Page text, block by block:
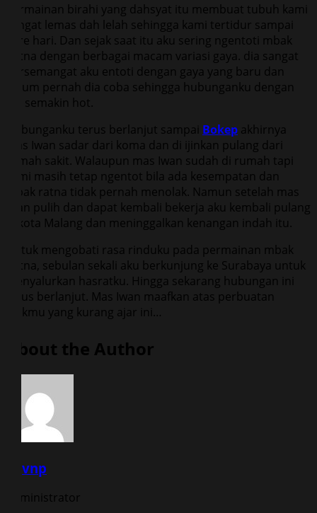
Permainan birahi yang dahsyat itu membuat tubuh kami
sangat lemas dah lelah sehingga kami tertidur sampai
sore hari. Dan sejak saat itu aku sering ngentoti mbak
Ratna dengan berbagai macam variasi gaya. dia sangat
bersemangat aku entoti dengan gaya yang baru dan
belum pernah dia coba sehingga hubunganku dengan
dia semakin hot.
Hubunganku terus berlanjut sampai Bokep akhirnya
mas Iwan sadar dari koma dan di ijinkan pulang dari
rumah sakit. Walaupun mas Iwan sudah di rumah tapi
kami masih tetap ngentot bila ada kesempatan dan
mbak ratna tidak pernah menolak. Namun setelah mas
Iwan pulih dan dapat kembali bekerja aku kembali pulang
le kota Malang dan meninggalkan kenangan indah itu.
Untuk mengobati rasa rinduku pada permainan mbak
Ratna, sebulan sekali aku berkunjung ke Surabaya untuk
menyalurkan hasratku. Hingga sekarang hubungan ini
terus berlanjut. Mas Iwan maafkan atas perbuatan
adikmu yang kurang ajar ini…
About the Author
vqvnp
Administrator